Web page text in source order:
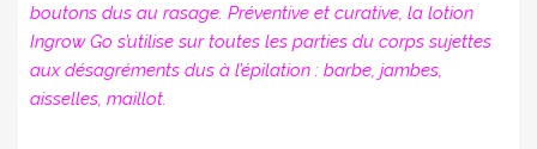
boutons dus au rasage. Préventive et curative, la lotion
Ingrow Go s’utilise sur toutes les parties du corps sujettes
aux désagréments dus à l’épilation : barbe, jambes,
aisselles, maillot.